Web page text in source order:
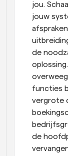
jou.
jouw
de
functies
vergrote
de